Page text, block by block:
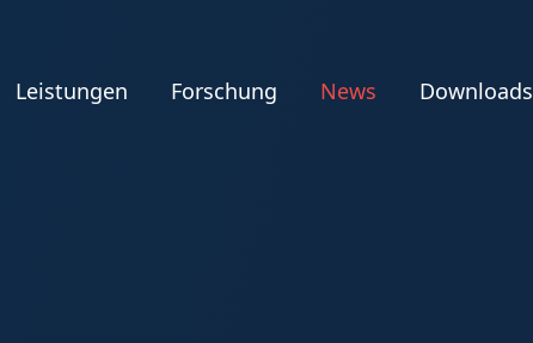
Leistungen Forschung News Downloads